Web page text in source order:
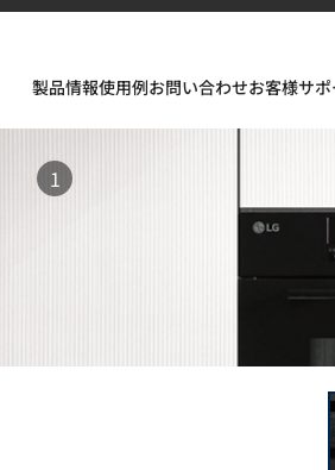
製品情報使用例お問い合わせお客様サポ
1
ンスピレーションあふれる空
フェス、TERACANTO ポーセ